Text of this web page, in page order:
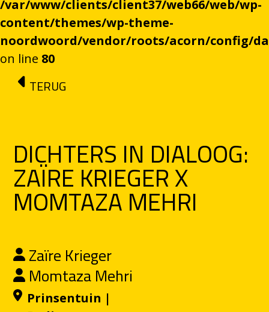
/var/www/clients/client37/web66/web/wp-
content/themes/wp-theme-
noordwoord/vendor/roots/acorn/config/
on line 80
Ga naar de inhoud
TERUG
DICHTERS IN DIALOOG:
ZAÏRE KRIEGER X
MOMTAZA MEHRI
Zaïre Krieger
Momtaza Mehri
Prinsentuin |